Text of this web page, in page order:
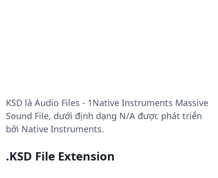
KSD là Audio Files - 1Native Instruments Massive
Sound File, dưới định dạng N/A được phát triển
bởi Native Instruments.
.KSD File Extension